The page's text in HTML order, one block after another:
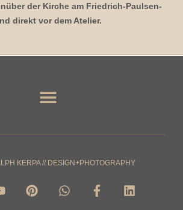
der Kirche am Friedrich-Paulsen-
direkt vor dem Atelier.
KERPA // DESIGN+PHOTOGRAPHY
P
i
W
h
F
a
L
i